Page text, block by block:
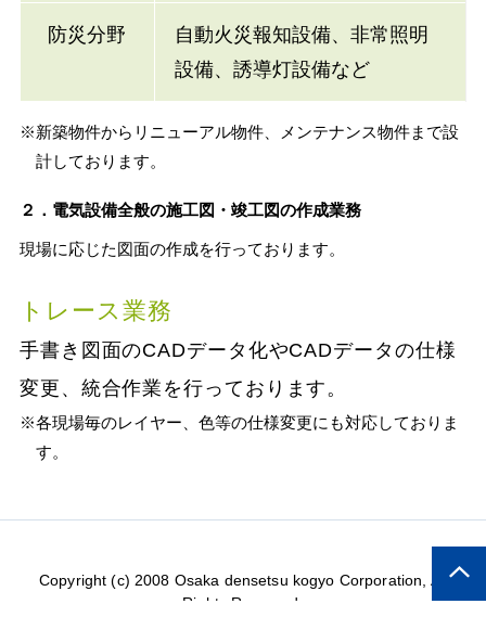
防災分野
自動火災報知設備、非常照明
設備、誘導灯設備など
※新築物件からリニューアル物件、メンテナンス物件まで設
計しております。
２．電気設備全般の施工図・竣工図の作成業務
現場に応じた図面の作成を行っております。
トレース業務
手書き図面のCADデータ化やCADデータの仕様
変更、統合作業を行っております。
※各現場毎のレイヤー、色等の仕様変更にも対応しておりま
す。
Copyright (c) 2008 Osaka densetsu kogyo Corporation, All
Rights Reserved.